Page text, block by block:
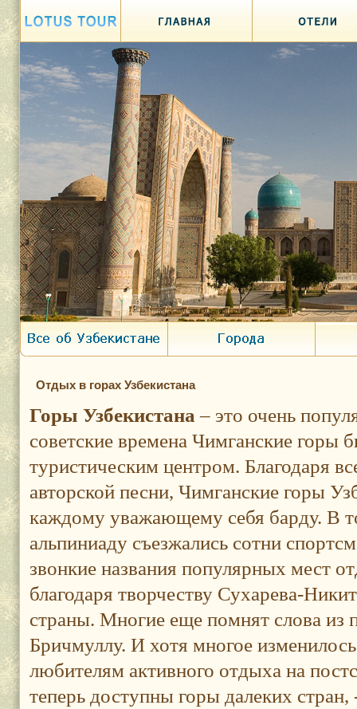
Отдых в горах Узбекистана
Горы Узбекистана – это очень
советские времена Чимганские горы
туристическим центром. Благодаря
авторской песни, Чимганские горы
каждому уважающему себя барду. В
альпиниаду съезжались сотни
звонкие названия популярных мест
благодаря творчеству Сухарева-
страны. Многие еще помнят слова из
Бричмуллу. И хотя многое
любителям активного отдыха на
теперь доступны горы далеких стран,